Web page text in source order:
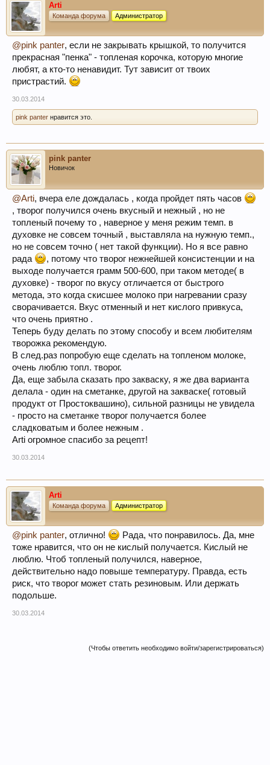
Arti
Команда форума Администратор
@pink panter, если не закрывать крышкой, то получится
прекрасная "пенка" - топленая корочка, которую многие
любят, а кто-то ненавидит. Тут зависит от твоих
пристрастий.
30.03.2014
pink panter нравится это.
pink panter
Новичок
@Arti, вчера еле дождалась , когда пройдет пять часов
, творог получился очень вкусный и нежный , но не
топленый почему то , наверное у меня режим темп. в
духовке не совсем точный , выставляла на нужную темп.,
но не совсем точно ( нет такой функции). Но я все равно
рада
, потому что творог нежнейшей консистенции и на
выходе получается грамм 500-600, при таком методе( в
духовке) - творог по вкусу отличается от быстрого
метода, это когда скисшее молоко при нагревании сразу
сворачивается. Вкус отменный и нет кислого привкуса,
что очень приятно .
Теперь буду делать по этому способу и всем любителям
творожка рекомендую.
В след.раз попробую еще сделать на топленом молоке,
очень люблю топл. творог.
Да, еще забыла сказать про закваску, я же два варианта
делала - один на сметанке, другой на закваске( готовый
продукт от Простоквашино), сильной разницы не увидела
- просто на сметанке творог получается более
сладковатым и более нежным .
Arti огромное спасибо за рецепт!
30.03.2014
Arti
Команда форума Администратор
@pink panter, отлично!
Рада, что понравилось. Да, мне
тоже нравится, что он не кислый получается. Кислый не
люблю. Чтоб топленый получился, наверное,
действительно надо повыше температуру. Правда, есть
риск, что творог может стать резиновым. Или держать
подольше.
30.03.2014
(Чтобы ответить необходимо войти/зарегистрироваться)